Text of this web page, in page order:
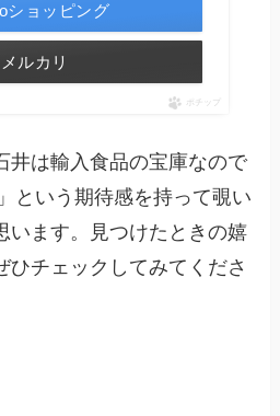
ショッピング
メルカリ
ポチップ
井は輸入食品の宝庫なので
という期待感を持って覗い
います。見つけたときの嬉
ひチェックしてみてくださ